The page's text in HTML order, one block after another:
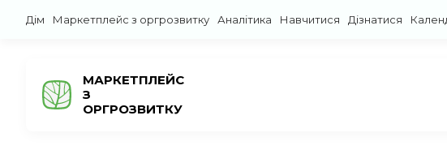
Дім Маркетплейс з оргрозвитку Аналітика Навчитися Дізнатися
МАРКЕТПЛЕЙС
З
ОРГРОЗВИТКУ